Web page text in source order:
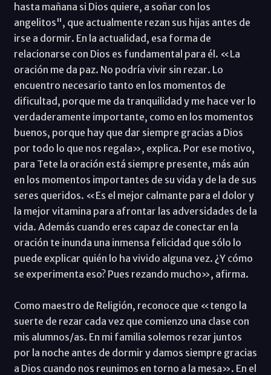
hasta mañana si Dios quiere, a soñar con los
angelitos", que actualmente rezan sus hijas antes de
irse a dormir. En la actualidad, esa forma de
relacionarse con Dios es fundamental para él. «La
oración me da paz. No podría vivir sin rezar. Lo
encuentro necesario tanto en los momentos de
dificultad, porque me da tranquilidad y me hace ver lo
verdaderamente importante, como en los momentos
buenos, porque hay que dar siempre gracias a Dios
por todo lo que nos regala», explica. Por ese motivo,
para Tete la oración está siempre presente, más aún
en los momentos importantes de su vida y de la de sus
seres queridos. «Es el mejor calmante para el dolor y
la mejor vitamina para afrontar las adversidades de la
vida. Además cuando eres capaz de conectar en la
oración te inunda una inmensa felicidad que sólo lo
puede explicar quién lo ha vivido alguna vez. ¿Y cómo
se experimenta eso? Pues rezando mucho», afirma.
Como maestro de Religión, reconoce que «tengo la
suerte de rezar cada vez que comienzo una clase con
mis alumnos/as. En mi familia solemos rezar juntos
por la noche antes de dormir y damos siempre gracias
a Dios cuando nos reunimos en torno a la mesa». En el